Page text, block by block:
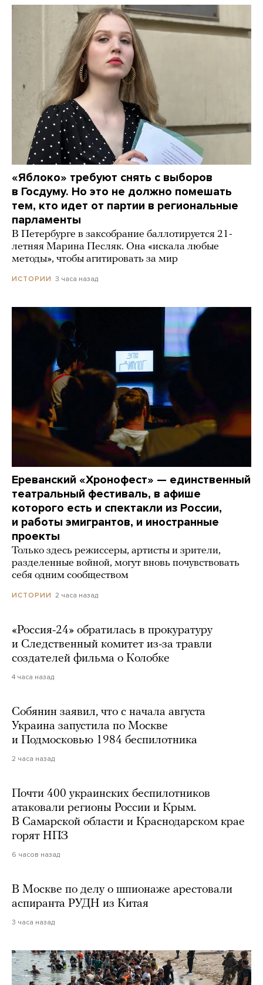
«Яблоко» требуют снять с выборов
в Госдуму. Но это не должно помешать
тем, кто идет от партии в региональные
парламенты
В Петербурге в заксобрание баллотируется 21-
летняя Марина Песляк. Она «искала любые
методы», чтобы агитировать за мир
ИСТОРИИ 3 часа назад
Ереванский «Хронофест» — единственный
театральный фестиваль, в афише
которого есть и спектакли из России,
и работы эмигрантов, и иностранные
проекты
Только здесь режиссеры, артисты и зрители,
разделенные войной, могут вновь почувствовать
себя одним сообществом
ИСТОРИИ 2 часа назад
«Россия-24» обратилась в прокуратуру
и Следственный комитет из-за травли
создателей фильма о Колобке
4 часа назад
Собянин заявил, что с начала августа
Украина запустила по Москве
и Подмосковью 1984 беспилотника
2 часа назад
Почти 400 украинских беспилотников
атаковали регионы России и Крым.
В Самарской области и Краснодарском крае
горят НПЗ
6 часов назад
В Москве по делу о шпионаже арестовали
аспиранта РУДН из Китая
3 часа назад